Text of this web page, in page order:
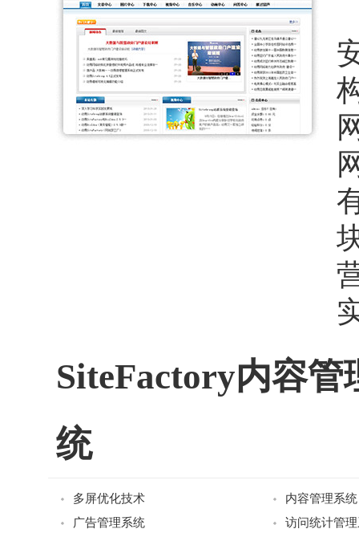
SiteFactory内容
统
多屏优化技术
内容管理系统
广告管理系统
访问统计管